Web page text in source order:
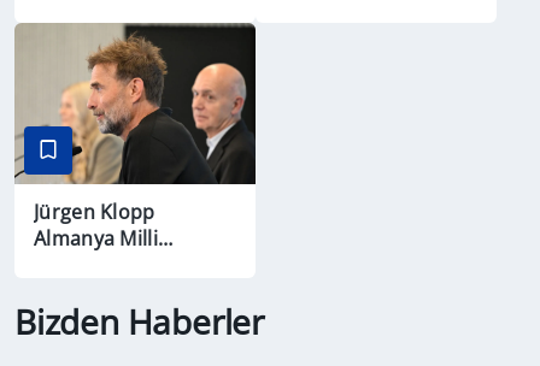
Jürgen Klopp
Almanya Milli
Bizden Haberler